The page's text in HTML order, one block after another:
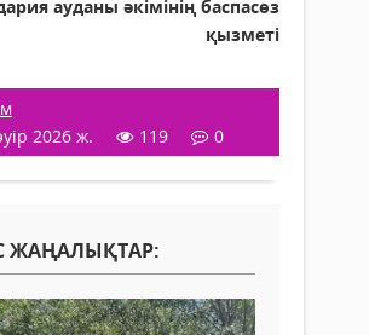
ауданы әкімінің баспасөз
қызметі
2026 ж.
119 0
ЖАҢАЛЫҚТАР: